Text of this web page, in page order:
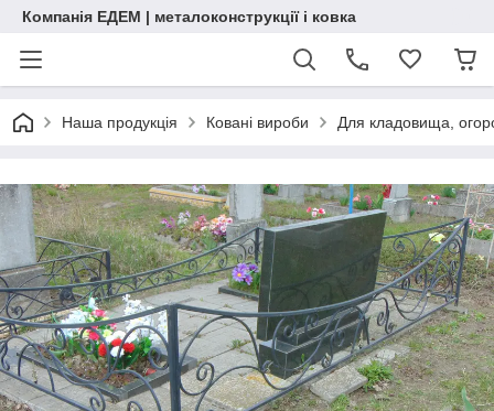
Компанія ЕДЕМ | металоконструкції і ковка
Наша продукція Ковані вироби Для кладовища,